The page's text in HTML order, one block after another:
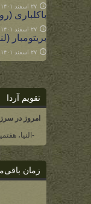
۲۷ اسفند ۱۴۰۱
باکلباری
۲۷ اسفند ۱۴۰۱
بریتومبار
۲۷ اسفند ۱۴۰۱
تقویم آردا
امروز در
-النیا،
زمان